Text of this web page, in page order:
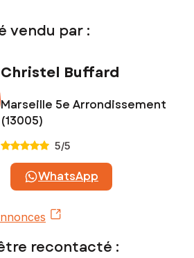
vendu par :
Christel Buffard
Marseille 5e Arrondissement
(13005)
5/5
WhatsApp
recontacté :